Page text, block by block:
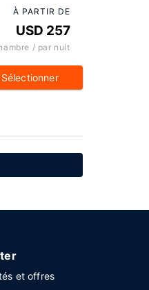
À PARTIR DE
USD 257
/ par nuit
Sélectionner
et offres